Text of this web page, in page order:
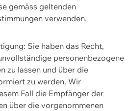
gemäss geltenden
verwenden.
Sie haben das Recht,
personenbezogene
zu lassen und über die
zu werden. Wir
Fall die Empfänger der
über die vorgenommenen